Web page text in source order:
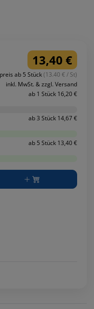
13,40 €
ab 5 Stück(13.40 € / St)
inkl. MwSt. & zzgl. Versand
ab 1 Stück 16,20 €
ab 3 Stück 14,67 €
ab 5 Stück 13,40 €